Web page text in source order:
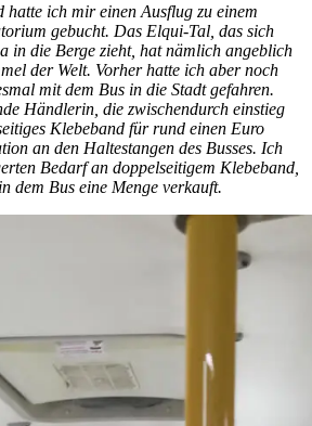
hatte ich mir einen Ausflug zu einem
gebucht. Das Elqui-Tal, das sich
in die Berge zieht, hat nämlich angeblich
der Welt. Vorher hatte ich aber noch
mit dem Bus in die Stadt gefahren.
Händlerin, die zwischendurch einstieg
Klebeband für rund einen Euro
an den Haltestangen des Busses. Ich
Bedarf an doppelseitigem Klebeband,
dem Bus eine Menge verkauft.